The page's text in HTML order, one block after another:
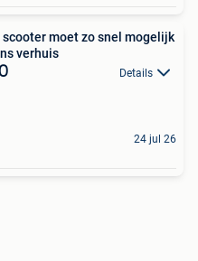
scooter moet zo snel mogelijk
verhuis
Details
24 jul 26